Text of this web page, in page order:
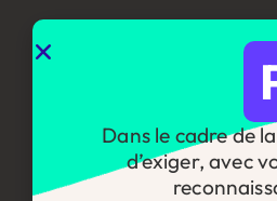
Dans le cadre de
d’exiger, avec